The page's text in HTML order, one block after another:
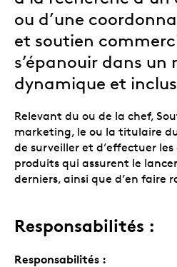
ou d’une
et soutien
s’épanouir dans un
dynamique et
Relevant du ou de la chef,
marketing, le ou la titulaire
de surveiller et d’effectuer
produits qui assurent le
derniers, ainsi que d’en faire
Responsabilités :
Responsabilités :